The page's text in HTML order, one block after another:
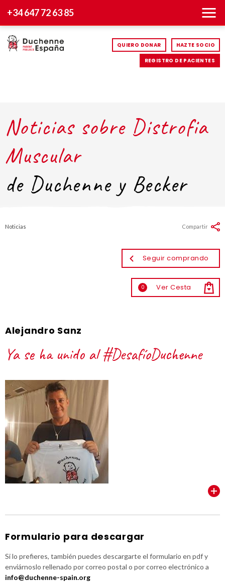
+34 647 72 63 85
QUIERO DONAR HAZTE SOCIO
REGISTRO DE PACIENTES
Noticias sobre Distrofia
Muscular
de Duchenne y Becker
Noticias
Seguir comprando
0 Ver Cesta
Compartir
Alejandro Sanz
Ya se ha unido al #DesafíoDuchenne
Formulario para descargar
Si lo prefieres, también puedes descargarte el formulario en pdf y
enviárnoslo rellenado por correo postal o por correo electrónico a
info@duchenne-spain.org